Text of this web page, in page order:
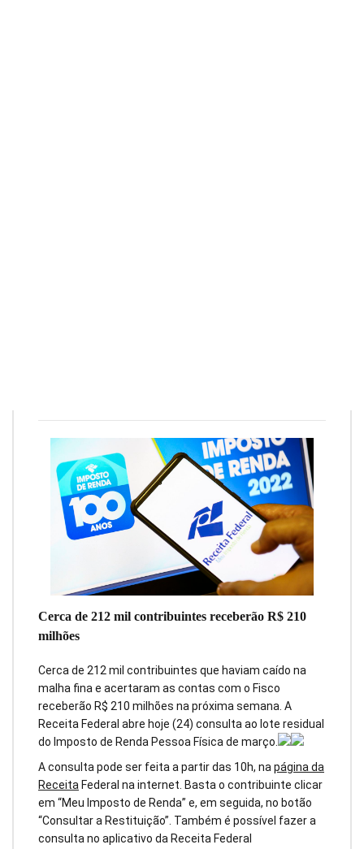
Cerca de 212 mil contribuintes receberão R$ 210
milhões
Cerca de 212 mil contribuintes que haviam caído na
malha fina e acertaram as contas com o Fisco
receberão R$ 210 milhões na próxima semana. A
Receita Federal abre hoje (24) consulta ao lote residual
do Imposto de Renda Pessoa Física de março.
A consulta pode ser feita a partir das 10h, na página da
Receita Federal na internet. Basta o contribuinte clicar
em “Meu Imposto de Renda” e, em seguida, no botão
“Consultar a Restituição”. Também é possível fazer a
consulta no aplicativo da Receita Federal